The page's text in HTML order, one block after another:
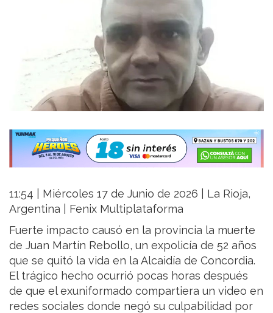
11:54 | Miércoles 17 de Junio de 2026 | La Rioja,
Argentina | Fenix Multiplataforma
Fuerte impacto causó en la provincia la muerte
de Juan Martín Rebollo, un expolicía de 52 años
que se quitó la vida en la Alcaidía de Concordia.
El trágico hecho ocurrió pocas horas después
de que el exuniformado compartiera un video en
redes sociales donde negó su culpabilidad por